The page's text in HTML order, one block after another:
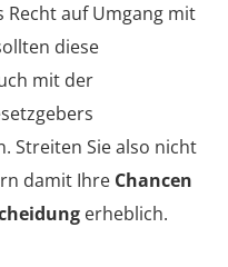
Recht auf Umgang mit
diese
mit der
Streiten Sie also nicht
damit Ihre Chancen
erheblich.